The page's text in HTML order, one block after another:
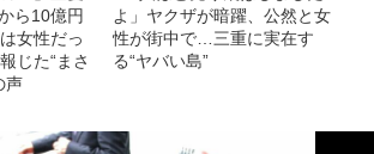
ら10億円
女性だっ
じた“まさ
声
よ」ヤクザが暗躍、公然と女
性が街中で…三重に実在す
る“ヤバい島”